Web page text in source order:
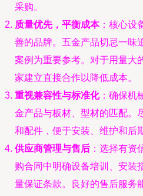
采购。
质量优先，平衡成本：核心设
善的品牌。五金产品切忌一味
案例为重要参考。对于用量大
家建立直接合作以降低成本。
重视兼容性与标准化：确保机
金产品与板材、型材的匹配。
和配件，便于安装、维护和后
供应商管理与售后 ：选择有资
购合同中明确设备培训、安装
量保证条款。良好的售后服务